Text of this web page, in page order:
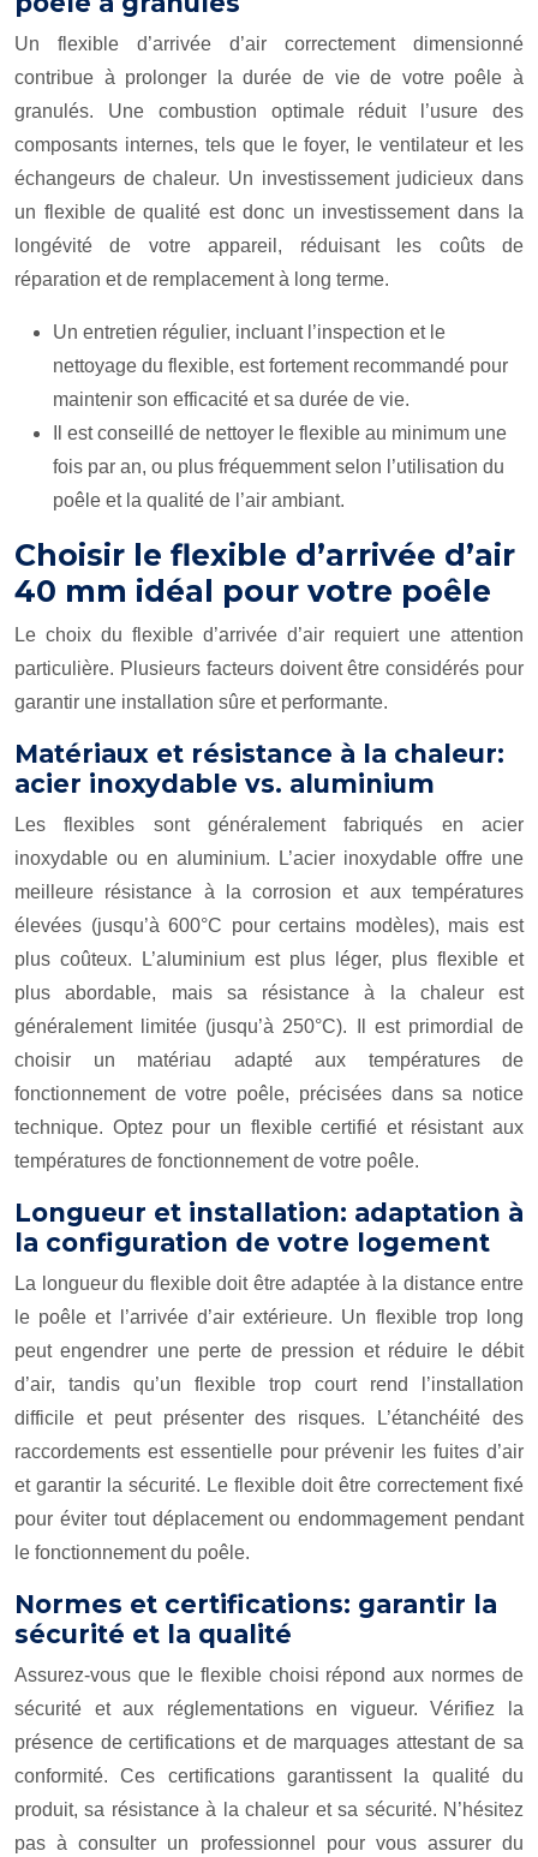
Un flexible d’arrivée d’air correctement dimensionné
contribue à prolonger la durée de vie de votre poêle à
granulés. Une combustion optimale réduit l’usure des
composants internes, tels que le foyer, le ventilateur et les
échangeurs de chaleur. Un investissement judicieux dans
un flexible de qualité est donc un investissement dans la
longévité de votre appareil, réduisant les coûts de
réparation et de remplacement à long terme.
Un entretien régulier, incluant l’inspection et le
nettoyage du flexible, est fortement recommandé pour
maintenir son efficacité et sa durée de vie.
Il est conseillé de nettoyer le flexible au minimum une
fois par an, ou plus fréquemment selon l’utilisation du
poêle et la qualité de l’air ambiant.
Choisir le flexible d’arrivée d’air
40 mm idéal pour votre poêle
Le choix du flexible d’arrivée d’air requiert une attention
particulière. Plusieurs facteurs doivent être considérés pour
garantir une installation sûre et performante.
Matériaux et résistance à la chaleur:
acier inoxydable vs. aluminium
Les flexibles sont généralement fabriqués en acier
inoxydable ou en aluminium. L’acier inoxydable offre une
meilleure résistance à la corrosion et aux températures
élevées (jusqu’à 600°C pour certains modèles), mais est
plus coûteux. L’aluminium est plus léger, plus flexible et
plus abordable, mais sa résistance à la chaleur est
généralement limitée (jusqu’à 250°C). Il est primordial de
choisir un matériau adapté aux températures de
fonctionnement de votre poêle, précisées dans sa notice
technique. Optez pour un flexible certifié et résistant aux
températures de fonctionnement de votre poêle.
Longueur et installation: adaptation à
la configuration de votre logement
La longueur du flexible doit être adaptée à la distance entre
le poêle et l’arrivée d’air extérieure. Un flexible trop long
peut engendrer une perte de pression et réduire le débit
d’air, tandis qu’un flexible trop court rend l’installation
difficile et peut présenter des risques. L’étanchéité des
raccordements est essentielle pour prévenir les fuites d’air
et garantir la sécurité. Le flexible doit être correctement fixé
pour éviter tout déplacement ou endommagement pendant
le fonctionnement du poêle.
Normes et certifications: garantir la
sécurité et la qualité
Assurez-vous que le flexible choisi répond aux normes de
sécurité et aux réglementations en vigueur. Vérifiez la
présence de certifications et de marquages attestant de sa
conformité. Ces certifications garantissent la qualité du
produit, sa résistance à la chaleur et sa sécurité. N’hésitez
pas à consulter un professionnel pour vous assurer du